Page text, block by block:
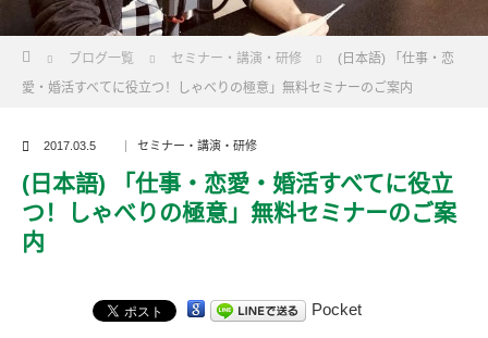
ブログ一覧 セミナー・講演・研修
(日本語) 「仕事・恋
愛・婚活すべてに役立つ！しゃべりの極意」無料セミナーのご案内
2017.03.5 セミナー・講演・研修
(日本語) 「仕事・恋愛・婚活すべてに役立
つ！しゃべりの極意」無料セミナーのご案
内
Pocket